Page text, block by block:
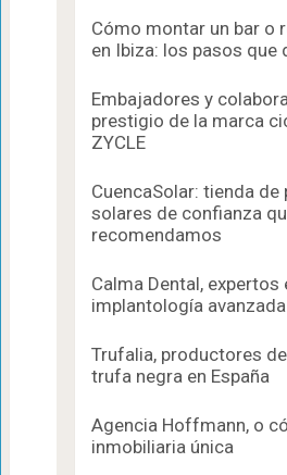
Cómo montar un bar o
en Ibiza: los pasos que
Embajadores y
prestigio de la marca
ZYCLE
CuencaSolar: tienda de
solares de confianza
recomendamos
Calma Dental, expertos
implantología
Trufalia, productores
trufa negra en España
Agencia Hoffmann, o
inmobiliaria única